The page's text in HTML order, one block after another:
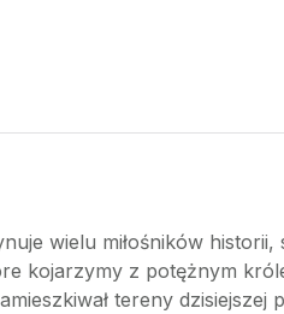
wielu miłośników
kojarzymy z potężnym
tereny